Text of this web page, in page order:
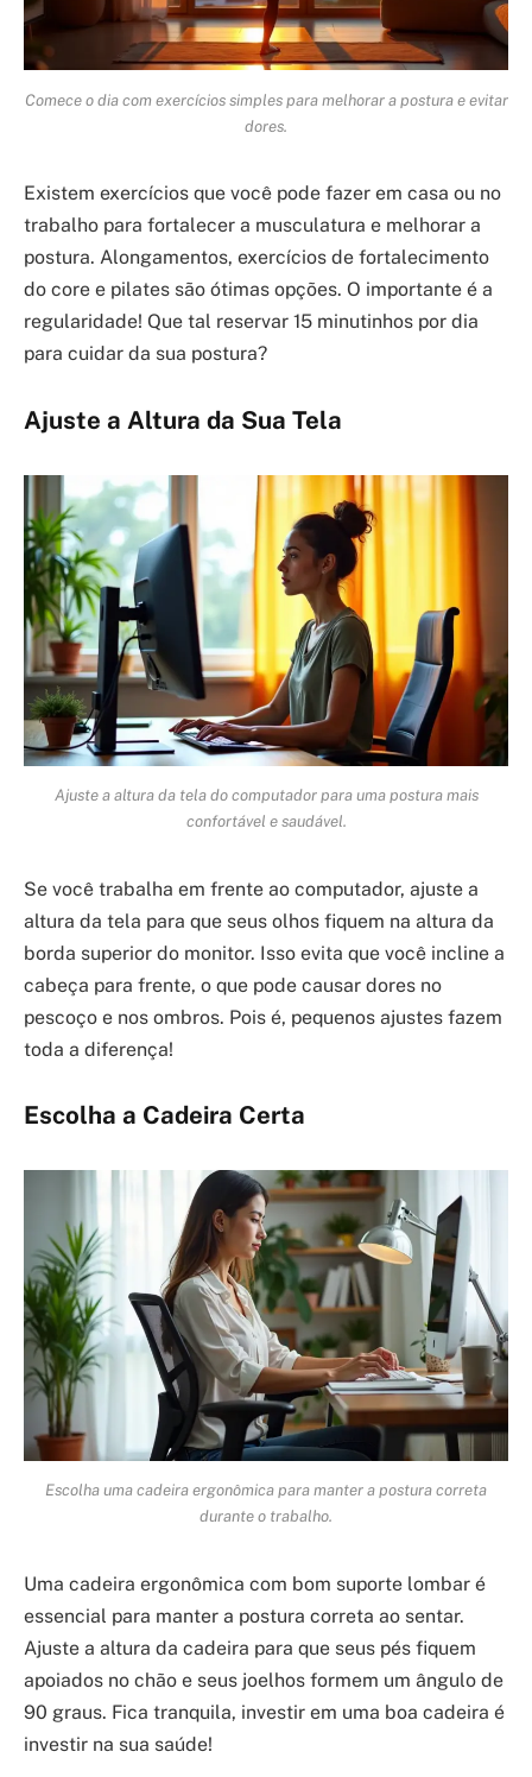
Comece o dia com exercícios simples para melhorar a postura e evitar
dores.
Existem exercícios que você pode fazer em casa ou no
trabalho para fortalecer a musculatura e melhorar a
postura. Alongamentos, exercícios de fortalecimento
do core e pilates são ótimas opções. O importante é a
regularidade! Que tal reservar 15 minutinhos por dia
para cuidar da sua postura?
Ajuste a Altura da Sua Tela
Ajuste a altura da tela do computador para uma postura mais
confortável e saudável.
Se você trabalha em frente ao computador, ajuste a
altura da tela para que seus olhos fiquem na altura da
borda superior do monitor. Isso evita que você incline a
cabeça para frente, o que pode causar dores no
pescoço e nos ombros. Pois é, pequenos ajustes fazem
toda a diferença!
Escolha a Cadeira Certa
Escolha uma cadeira ergonômica para manter a postura correta
durante o trabalho.
Uma cadeira ergonômica com bom suporte lombar é
essencial para manter a postura correta ao sentar.
Ajuste a altura da cadeira para que seus pés fiquem
apoiados no chão e seus joelhos formem um ângulo de
90 graus. Fica tranquila, investir em uma boa cadeira é
investir na sua saúde!